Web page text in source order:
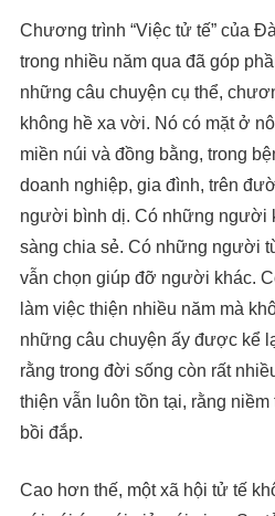
Chương trình “Việc tử tế” của
trong nhiều năm qua đã góp
những câu chuyện cụ thể,
không hề xa vời. Nó có mặt ở
miền núi và đồng bằng, trong
doanh nghiệp, gia đình, trên
người bình dị. Có những người
sàng chia sẻ. Có những người
vẫn chọn giúp đỡ người khác.
làm việc thiện nhiều năm mà
những câu chuyện ấy được kể
rằng trong đời sống còn rất
thiện vẫn luôn tồn tại, rằng
bồi đắp.
Cao hơn thế, một xã hội tử tế